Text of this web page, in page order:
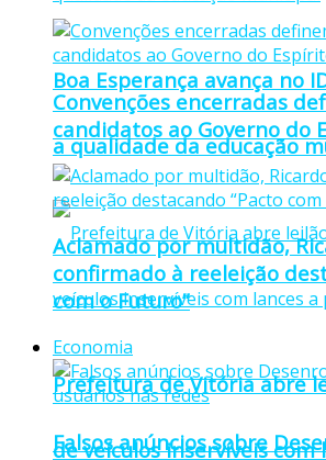
Boa Esperança avança no
a qualidade da educação
Prefeitura de Vitória abre
de veículos inservíveis
Convenções encerradas
candidatos ao Governo do
Aclamado por multidão,
confirmado à reeleição
com o Futuro”
Economia
Falsos anúncios sobre